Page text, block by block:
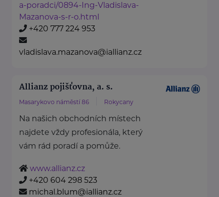
a-poradci/0894-Ing-Vladislava-
Mazanova-s-r-o.html
+420 777 224 953
vladislava.mazanova@iallianz.cz
Allianz pojišťovna, a. s.
Masarykovo náměstí 86 Rokycany
Na našich obchodních místech
najdete vždy profesionála, který
vám rád poradí a pomůže.
www.allianz.cz
+420 604 298 523
michal.blum@iallianz.cz